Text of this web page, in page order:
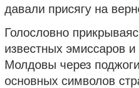
давали присягу на
Голословно
известных эмиссаров
Молдовы через
основных символов